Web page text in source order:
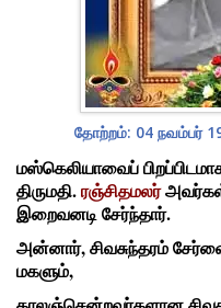
தோற்றம்: 04 நவம்பர்
மஸ்கெலியாவைப்
திருமதி.ரஞ்சிதமலர்அவர்கள்
இறைவனடி சேர்ந்தார்.
அன்னார், சிவசுந்தரம்
மகளும்,